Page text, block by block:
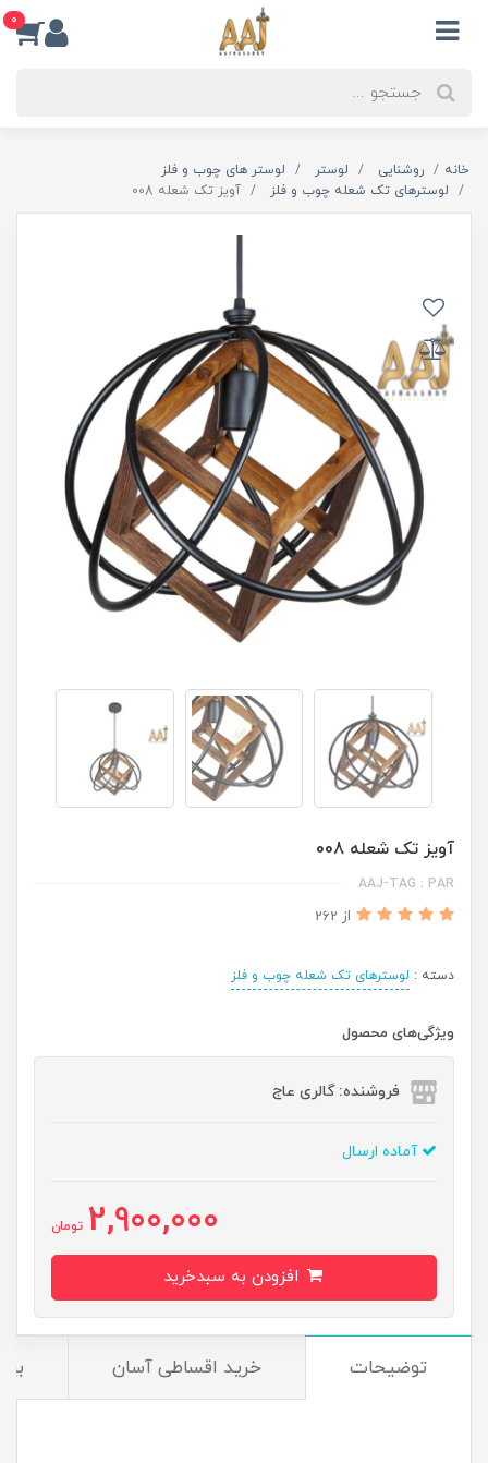
0
خانه روشنایی لوستر
لوستر های چوب و فلز
لوسترهای تک شعله چوب و فلز
آویز تک شعله 008
آویز تک شعله 008
AAJ-TAG : PAR
از 262
دسته : لوسترهای تک شعله چوب و فلز
ویژگی‌های محصول
فروشنده: گالری عاج
آماده ارسال
2,900,000 تومان
توضیحات خرید اقساطی آسان